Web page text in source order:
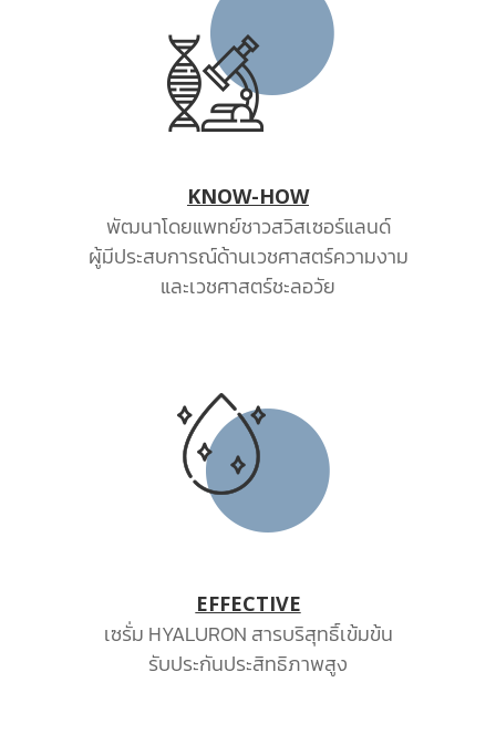
KNOW-HOW
พัฒนาโดยแพทย์ชาวสวิสเซอร์แลนด์
ผู้มีประสบการณ์ด้านเวชศาสตร์ความงาม
และเวชศาสตร์ชะลอวัย
EFFECTIVE
เซรั่ม HYALURON สารบริสุทธิ์เข้มข้น
รับประกันประสิทธิภาพสูง